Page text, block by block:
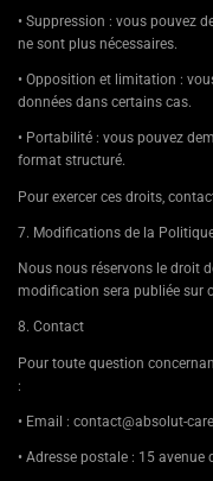
• Suppression : vous pouvez
ne sont plus nécessaires.
• Opposition et limitation :
données dans certains cas.
• Portabilité : vous pouvez
format structuré.
Pour exercer ces droits,
7. Modifications de la
Nous nous réservons le droit
modification sera publiée sur
8. Contact
Pour toute question
:
• Email : contact@absolut-
• Adresse postale : 15